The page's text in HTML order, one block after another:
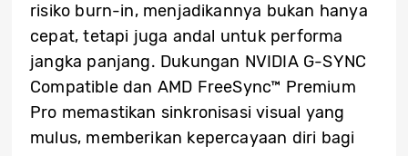
risiko burn-in, menjadikannya bukan hanya
cepat, tetapi juga andal untuk performa
jangka panjang. Dukungan NVIDIA G-SYNC
Compatible dan AMD FreeSync™ Premium
Pro memastikan sinkronisasi visual yang
mulus, memberikan kepercayaan diri bagi